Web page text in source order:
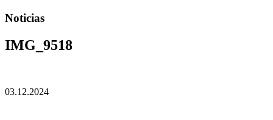
Noticias
IMG_9518
03.12.2024